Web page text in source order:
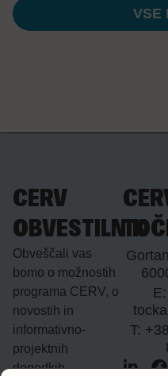
VSE
T:
CERV
OBVESTILNIK
Obveščali vas
bomo o možnostih
programa CERV, o
novostih in
informativno-
projektnih
dogodkih.